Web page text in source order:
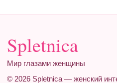
Spletnica
Мир глазами женщины
© 2026 Spletnica — женский